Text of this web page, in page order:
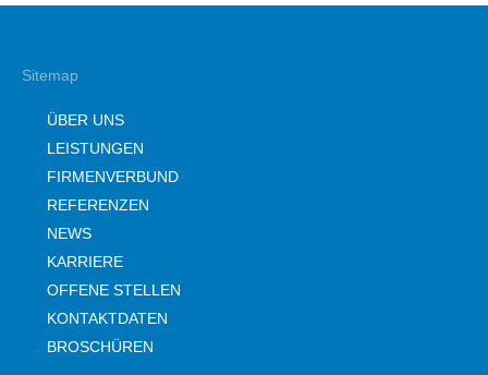
Sitemap
ÜBER UNS
LEISTUNGEN
FIRMENVERBUND
REFERENZEN
NEWS
KARRIERE
OFFENE STELLEN
KONTAKTDATEN
BROSCHÜREN